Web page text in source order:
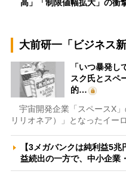
高」「制限値幅拡大」の
大前研一「ビジネス
「いつ暴発
スク氏とスペ
的…
宇宙開発企業「スペースX
リリオネア）」となったイー
【3メガバンクは純利益5
益続出の一方で、中小企業